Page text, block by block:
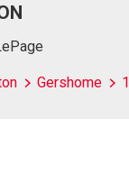
Gershome